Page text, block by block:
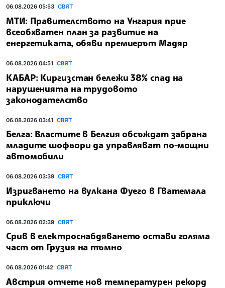
06.08.2026 05:53 СВЯТ
МТИ: Правителството на Унгария прие
всеобхватен план за развитие на
енергетиката, обяви премиерът Мадяр
06.08.2026 04:51 СВЯТ
КАБАР: Киргизстан бележи 38% спад на
нарушенията на трудовото
законодателство
06.08.2026 03:41 СВЯТ
Белга: Властите в Белгия обсъждат забрана
младите шофьори да управляват по-мощни
автомобили
06.08.2026 03:39 СВЯТ
Изригването на вулкана Фуего в Гватемала
приключи
06.08.2026 02:39 СВЯТ
Срив в електроснабдяването остави голяма
част от Грузия на тъмно
06.08.2026 01:42 СВЯТ
Австрия отчете нов температурен рекорд